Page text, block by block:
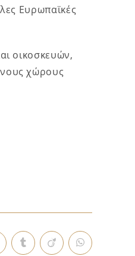
Ευρωπαϊκές
οικοσκευών,
χώρους